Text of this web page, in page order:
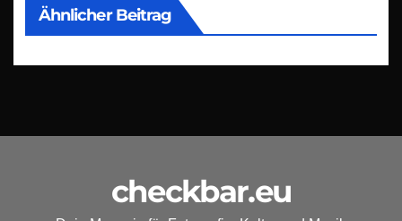
Ähnlicher Beitrag
checkbar.eu